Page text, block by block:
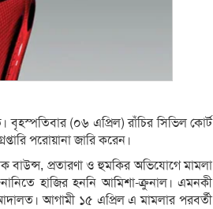
বৃহস্পতিবার (০৬ এপ্রিল) রাঁচির সিভিল কোর্ট
পরোয়ানা জারি করেন।
বাউন্স, প্রতারণা ও হুমকির অভিযোগে মামলা
হাজির হননি আমিশা-ক্রুনাল। এমনকী
আগামী ১৫ এপ্রিল এ মামলার পরবর্তী